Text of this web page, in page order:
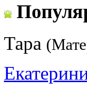
Тара